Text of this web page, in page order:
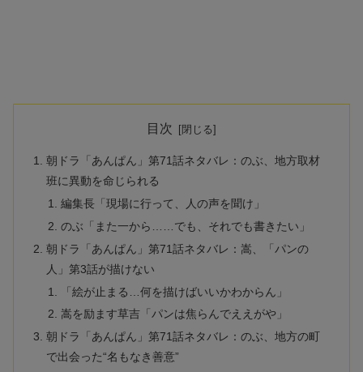
目次
朝ドラ「あんぱん」第71話ネタバレ：のぶ、地方取材
班に異動を命じられる
編集長「現場に行って、人の声を聞け」
のぶ「また一から……でも、それでも書きたい」
朝ドラ「あんぱん」第71話ネタバレ：嵩、「パンの
人」第3話が描けない
「絵が止まる…何を描けばいいかわからん」
嵩を励ます草吉「パンは焦らんでええがや」
朝ドラ「あんぱん」第71話ネタバレ：のぶ、地方の町
で出会った“名もなき善意”